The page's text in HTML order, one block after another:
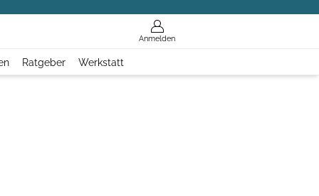
Anmelden
Ratgeber Werkstatt